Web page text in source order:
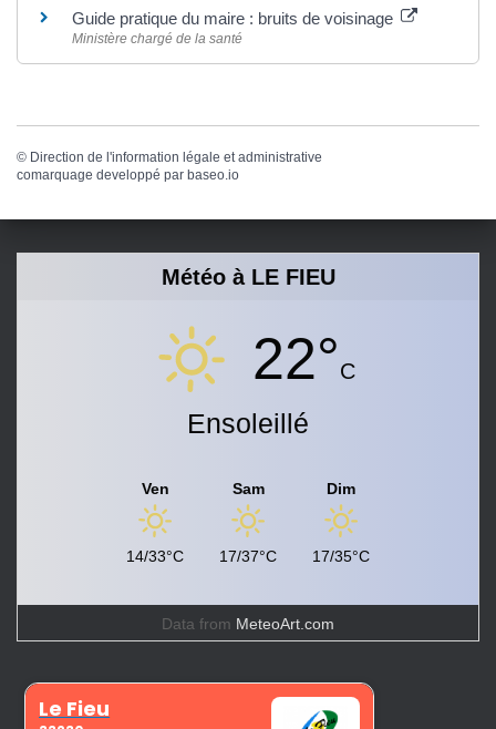
Guide pratique du maire : bruits de voisinage
Ministère chargé de la santé
© Direction de l'information légale et administrative
comarquage developpé par baseo.io
Météo à LE FIEU
22°C
Ensoleillé
Ven
14/33°C
Sam
17/37°C
Dim
17/35°C
Data from MeteoArt.com